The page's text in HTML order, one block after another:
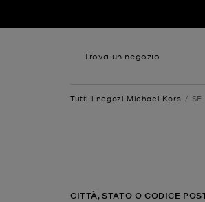
Trova un negozio
Tutti i negozi Michael Kors SE
CITTÀ, STATO O CODICE